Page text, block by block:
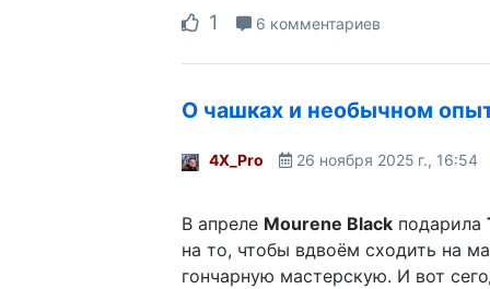
1 6 комментариев
О чашках и необычном
4X_Pro 26 ноября 2025 г., 16:54
В апреле Mourene Black подарила
на то, чтобы вдвоём сходить на
гончарную мастерскую. И вот